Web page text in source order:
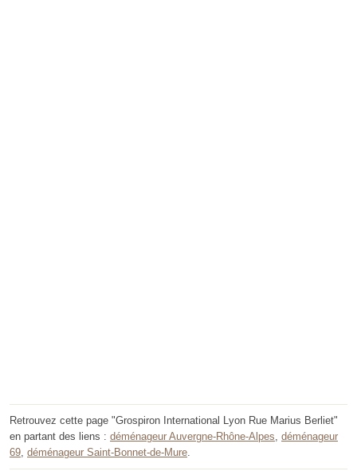
Retrouvez cette page "Grospiron International Lyon Rue Marius Berliet"
en partant des liens : déménageur Auvergne-Rhône-Alpes, déménageur
69, déménageur Saint-Bonnet-de-Mure.